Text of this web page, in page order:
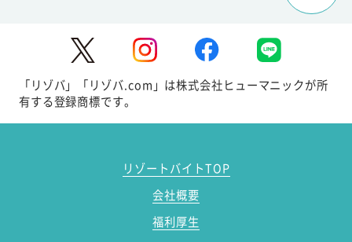
「リゾバ」「リゾバ.com」は株式会社ヒューマニックが所
有する登録商標です。
リゾートバイトTOP
会社概要
福利厚生